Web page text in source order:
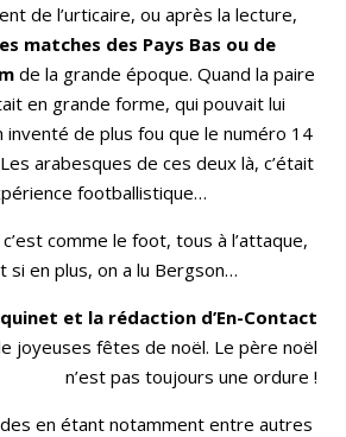
de l’urticaire, ou après la lecture,
matches des Pays Bas ou de
de la grande époque. Quand la paire
en grande forme, qui pouvait lui
inventé de plus fou que le numéro 14
arabesques de ces deux là, c’était
footballistique…
comme le foot, tous à l’attaque,
si en plus, on a lu Bergson…
et la rédaction d’En-Contact
joyeuses fêtes de noël. Le père noël
n’est pas toujours une ordure !
en étant notamment entre autres